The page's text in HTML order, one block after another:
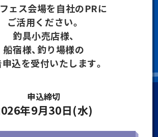
ェス会場を自社のPRに
ご活用ください。
釣具小売店様、
船宿様、釣り場様の
込を受付いたします。
申込締切
年9月30日(水)